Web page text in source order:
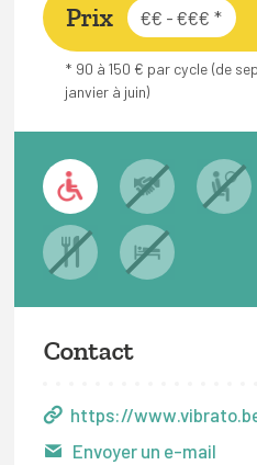
Prix €€ - €€€ *
* 90 à 150 € par cycle (de
janvier à juin)
Contact
https://
Envoyer un e-mail